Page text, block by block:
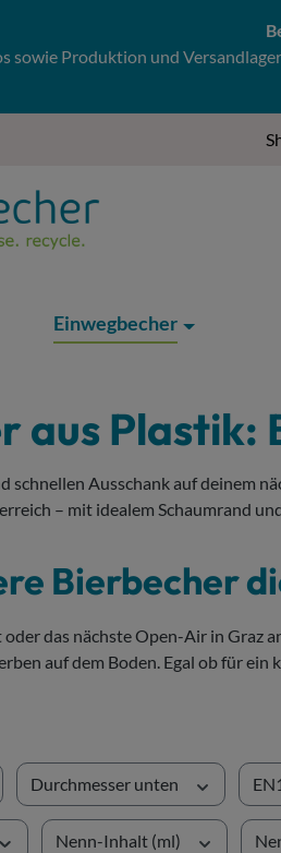
sowie Produktion und
Einwegbecher
aus Plastik:
schnellen Ausschank auf deinem
– mit idealem Schaumrand
Bierbecher
das nächste Open-Air in Graz
auf dem Boden. Egal ob für
Durchmesser unten
Nenn-Inhalt (ml)